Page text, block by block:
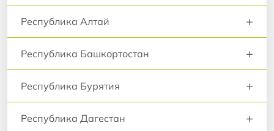
Республика Алтай +
Республика Башкортостан +
Республика Бурятия +
Республика Дагестан +